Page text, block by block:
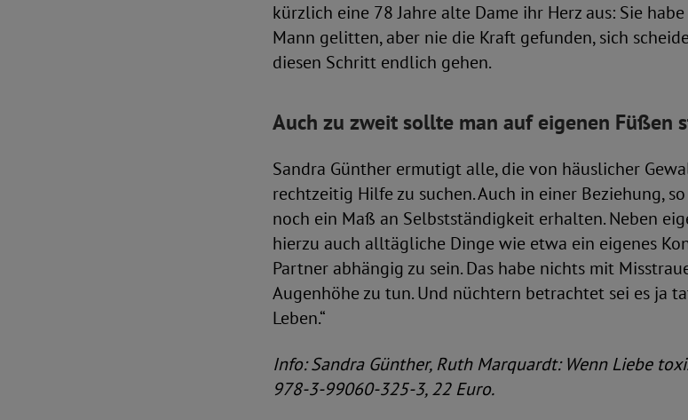
kürzlich eine 78 Jahre alte Dame ihr Herz aus: Sie
Mann gelitten, aber nie die Kraft gefunden, sich
diesen Schritt endlich gehen.
Auch zu zweit sollte man auf eigenen Füßen
Sandra Günther ermutigt alle, die von häuslicher
rechtzeitig Hilfe zu suchen. Auch in einer Beziehung,
noch ein Maß an Selbstständigkeit erhalten. Neben
hierzu auch alltägliche Dinge wie etwa ein eigenes
Partner abhängig zu sein. Das habe nichts mit
Augenhöhe zu tun. Und nüchtern betrachtet sei es ja
Leben.“
Info: Sandra Günther, Ruth Marquardt: Wenn Liebe
978-3-99060-325-3, 22 Euro.